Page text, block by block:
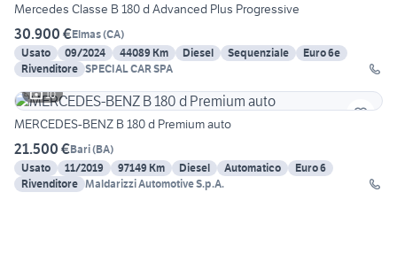
Mercedes Classe B 180 d Advanced Plus Progressive
30.900 €Elmas(CA)
Usato
09/2024 44089 Km Diesel Sequenziale
Euro 6e
Rivenditore SPECIAL CAR SPA
10
MERCEDES-BENZ B 180 d Premium auto
21.500 €Bari(BA)
Usato
11/2019 97149 Km Diesel Automatico
Euro 6
Rivenditore Maldarizzi Automotive S.p.A.